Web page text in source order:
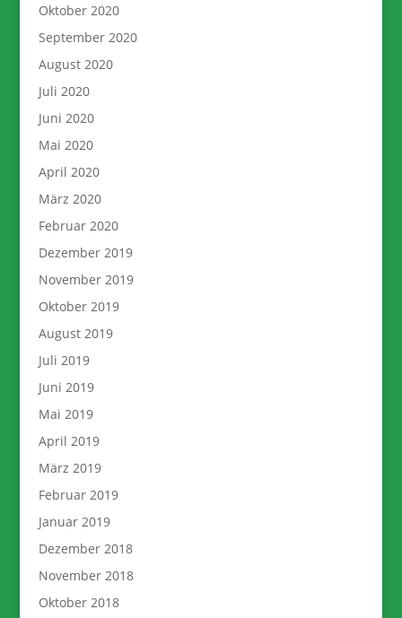
Oktober 2020
September 2020
August 2020
Juli 2020
Juni 2020
Mai 2020
April 2020
März 2020
Februar 2020
Dezember 2019
November 2019
Oktober 2019
August 2019
Juli 2019
Juni 2019
Mai 2019
April 2019
März 2019
Februar 2019
Januar 2019
Dezember 2018
November 2018
Oktober 2018